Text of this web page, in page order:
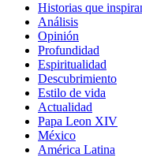
Historias que
Análisis
Opinión
Profundidad
Espiritualidad
Descubrimiento
Estilo de vida
Actualidad
Papa Leon XIV
México
América Latina